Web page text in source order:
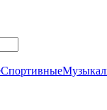
Спортивные